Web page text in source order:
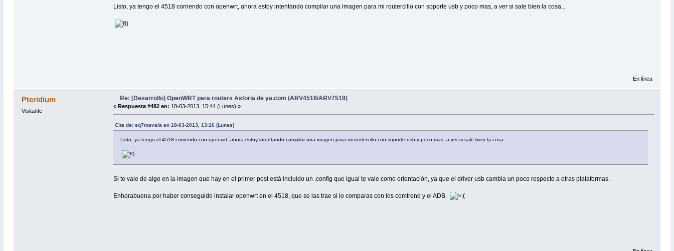
Listo, ya tengo el 4518 corriendo con openwrt, ahora estoy intentando compilar una imagen para mi routercillo con soporte usb y poco mas, a ver si sale bien la cosa...
En línea
Pteridium
Visitante
Re: [Desarrollo] OpenWRT para routers Astoria de ya.com (ARV4518/ARV7518)
« Respuesta #482 en: 18-03-2013, 15:44 (Lunes) »
Cita de: eq7mavala en 18-03-2013, 13:16 (Lunes)
Listo, ya tengo el 4518 corriendo con openwrt, ahora estoy intentando compilar una imagen para mi routercillo con soporte usb y poco mas, a ver si sale bien la cosa...
Si te vale de algo en la imagen que hay en el primer post está incluido un .config que igual te vale como orientación, ya que el driver usb cambia un poco respecto a otras plataformas.
Enhorabuena por haber conseguido instalar openwrt en el 4518, que se las trae si lo comparas con los comtrend y el ADB.